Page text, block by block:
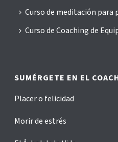
Curso de meditación para
Curso de Coaching de
SUMÉRGETE EN EL
Placer o felicidad
Morir de estrés